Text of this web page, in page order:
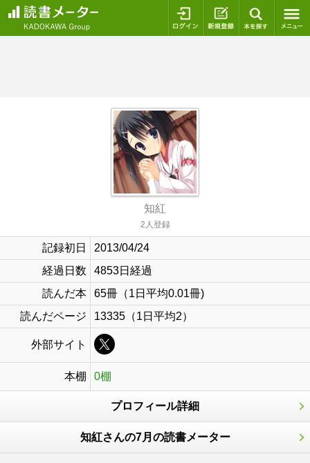
ログイン 新規登録
知紅
2人登録
記録初日
2013/04/24
経過日数
4853日経過
読んだ本
65冊（1日平均0.01冊)
読んだページ
13335（1日平均2）
外部サイト
本棚 0棚
プロフィール詳細
知紅さんの7月の読書メーター